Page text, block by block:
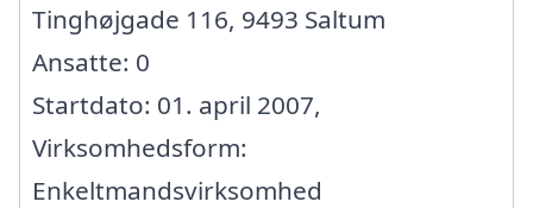
Tinghøjgade 116, 9493 Saltum
Ansatte: 0
Startdato: 01. april 2007,
Virksomhedsform:
Enkeltmandsvirksomhed